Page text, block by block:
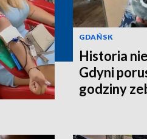
GDAŃSK
Historia
Gdyni
godziny